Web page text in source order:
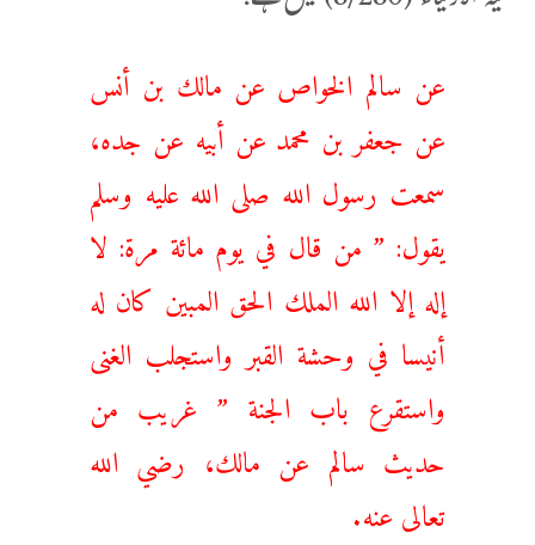
عن سالم الخواص عن مالك بن أنس
عن جعفر بن محمد عن أبيه عن جده،
سمعت رسول الله صلى الله عليه وسلم
يقول: ” ‌من ‌قال ‌في ‌يوم مائة مرة: لا
إله إلا الله الملك الحق المبين كان له
أنيسا في وحشة القبر واستجلب الغنى
واستقرع باب الجنة ” غريب من
حديث سالم عن مالك، رضي الله
تعالى عنه.